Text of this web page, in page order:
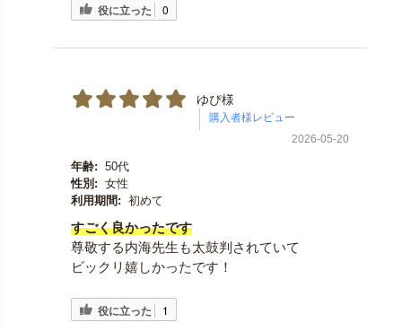
役に立った 0
ゆぴ様
2026-05-20
年齢: 50代
性別: 女性
利用期間: 初めて
すごく良かったです
尊敬する内海先生も太鼓判されていて
ビックリ嬉しかったです！
役に立った 1